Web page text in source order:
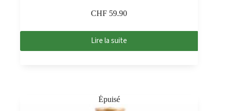
CHF 59.90
Lire la suite